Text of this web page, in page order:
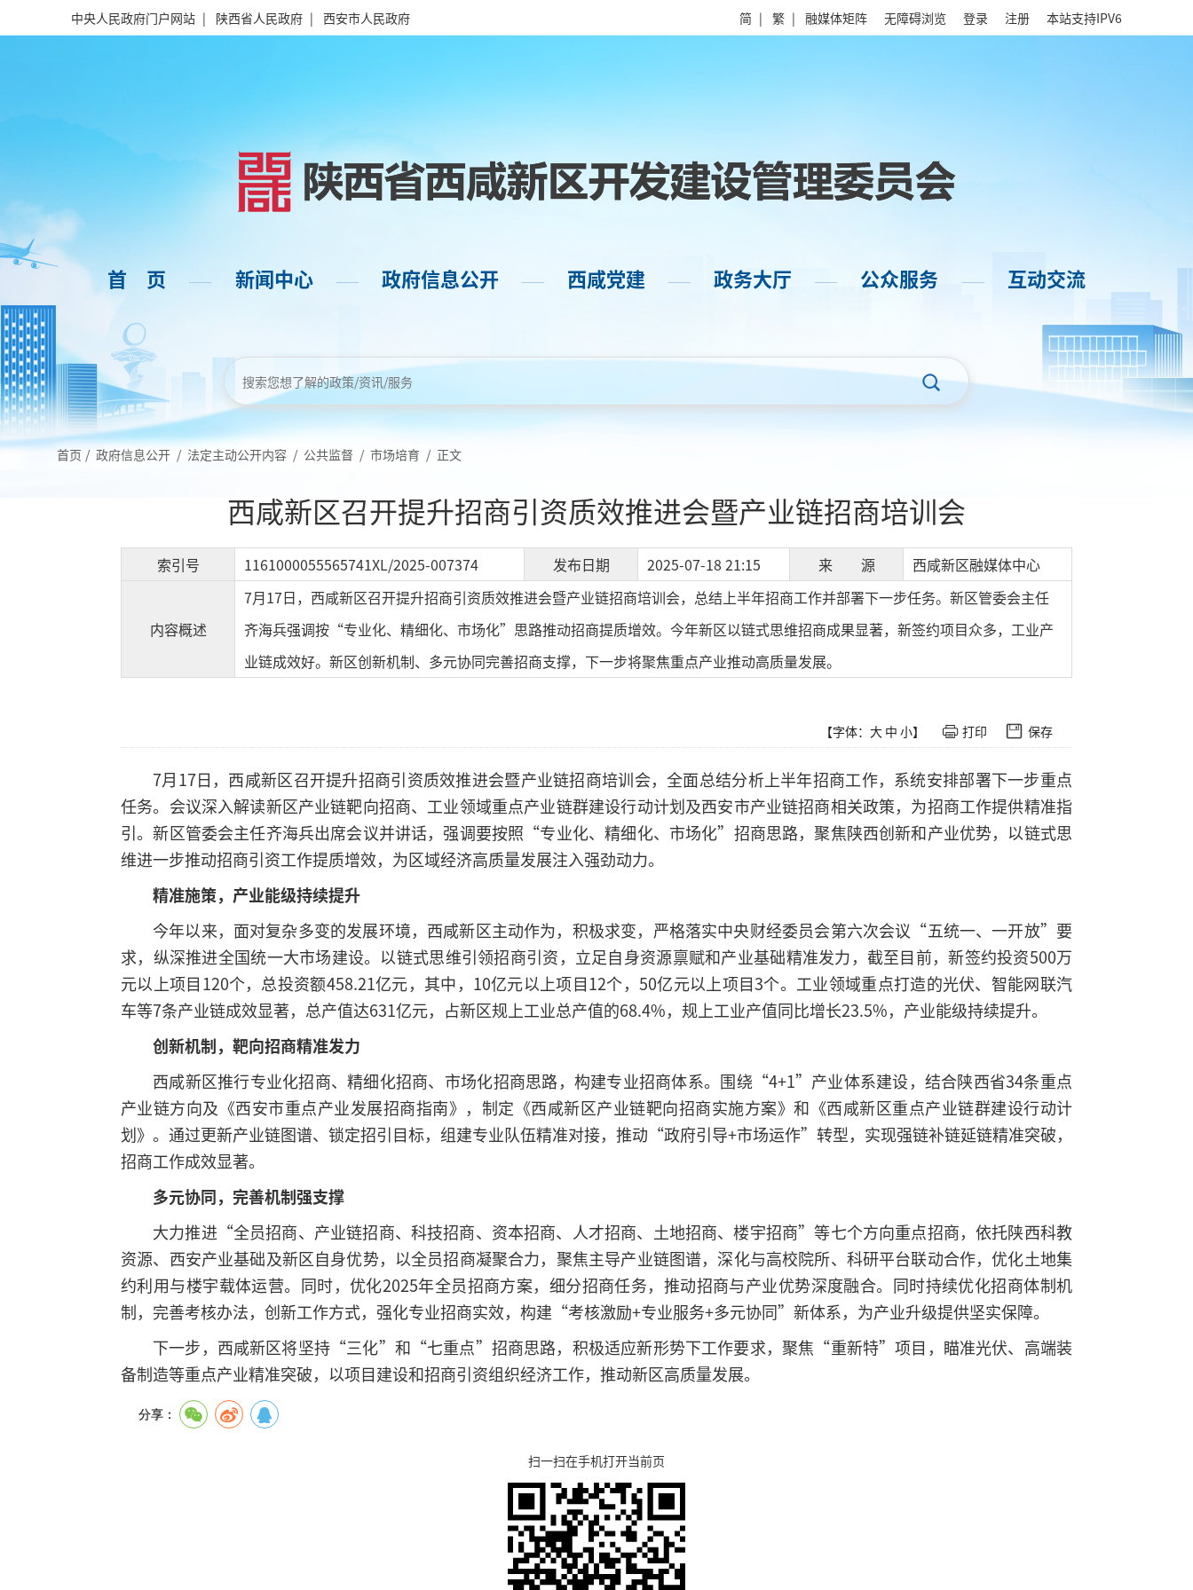
中央人民政府门户网站 | 陕西省人民政府 | 西安市人民政府 简 | 繁 | 融媒体矩阵 无障碍浏览 登录 注册 本站支持IPV6
首 页 —— 新闻中心 —— 政府信息公开 —— 西咸党建 —— 政务大厅 —— 公众服务 —— 互动交流
首页 / 政府信息公开 / 法定主动公开内容 / 公共监督 / 市场培育 / 正文
西咸新区召开提升招商引资质效推进会暨产业链招商培训会
索引号 1161000055565741XL/2025-007374 发布日期 2025-07-18 21:15 来 源 西咸新区融媒体中心
内容概述
7月17日，西咸新区召开提升招商引资质效推进会暨产业链招商培训会，总结上半年招商工作并部署下一步任务。新区管委会主任
齐海兵强调按“专业化、精细化、市场化”思路推动招商提质增效。今年新区以链式思维招商成果显著，新签约项目众多，工业产
业链成效好。新区创新机制、多元协同完善招商支撑，下一步将聚焦重点产业推动高质量发展。
【字体： 大 中 小】 打印 保存
7月17日，西咸新区召开提升招商引资质效推进会暨产业链招商培训会，全面总结分析上半年招商工作，系统安排部署下一步重点
任务。会议深入解读新区产业链靶向招商、工业领域重点产业链群建设行动计划及西安市产业链招商相关政策，为招商工作提供精准指
引。新区管委会主任齐海兵出席会议并讲话，强调要按照“专业化、精细化、市场化”招商思路，聚焦陕西创新和产业优势，以链式思
维进一步推动招商引资工作提质增效，为区域经济高质量发展注入强劲动力。
精准施策，产业能级持续提升
今年以来，面对复杂多变的发展环境，西咸新区主动作为，积极求变，严格落实中央财经委员会第六次会议“五统一、一开放”要
求，纵深推进全国统一大市场建设。以链式思维引领招商引资，立足自身资源禀赋和产业基础精准发力，截至目前，新签约投资500万
元以上项目120个，总投资额458.21亿元，其中，10亿元以上项目12个，50亿元以上项目3个。工业领域重点打造的光伏、智能网联汽
车等7条产业链成效显著，总产值达631亿元，占新区规上工业总产值的68.4%，规上工业产值同比增长23.5%，产业能级持续提升。
创新机制，靶向招商精准发力
西咸新区推行专业化招商、精细化招商、市场化招商思路，构建专业招商体系。围绕“4+1”产业体系建设，结合陕西省34条重点
产业链方向及《西安市重点产业发展招商指南》，制定《西咸新区产业链靶向招商实施方案》和《西咸新区重点产业链群建设行动计
划》。通过更新产业链图谱、锁定招引目标，组建专业队伍精准对接，推动“政府引导+市场运作”转型，实现强链补链延链精准突破，
招商工作成效显著。
多元协同，完善机制强支撑
大力推进“全员招商、产业链招商、科技招商、资本招商、人才招商、土地招商、楼宇招商”等七个方向重点招商，依托陕西科教
资源、西安产业基础及新区自身优势，以全员招商凝聚合力，聚焦主导产业链图谱，深化与高校院所、科研平台联动合作，优化土地集
约利用与楼宇载体运营。同时，优化2025年全员招商方案，细分招商任务，推动招商与产业优势深度融合。同时持续优化招商体制机
制，完善考核办法，创新工作方式，强化专业招商实效，构建“考核激励+专业服务+多元协同”新体系，为产业升级提供坚实保障。
下一步，西咸新区将坚持“三化”和“七重点”招商思路，积极适应新形势下工作要求，聚焦“重新特”项目，瞄准光伏、高端装
备制造等重点产业精准突破，以项目建设和招商引资组织经济工作，推动新区高质量发展。
分享：
扫一扫在手机打开当前页